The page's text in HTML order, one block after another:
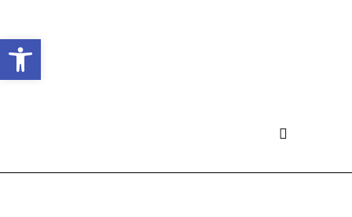
Ouvrir la barre d’outils